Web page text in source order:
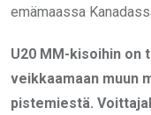
emämaassa
U20 MM-kisoihin on
veikkaamaan muun
pistemiestä.